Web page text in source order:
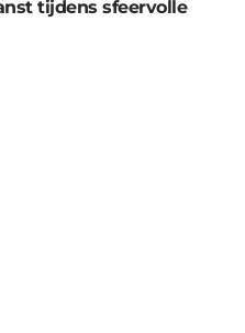
tijdens sfeervolle